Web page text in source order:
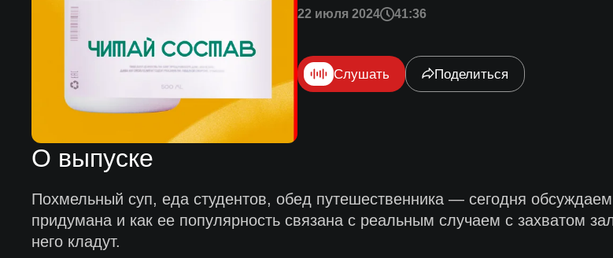
22 июля 2024 41:36
Слушать Поделиться
О выпуске
Похмельный суп, еда студентов, обед путешественника — сегодня
придумана и как ее популярность связана с реальным случаем с захватом
него кладут.